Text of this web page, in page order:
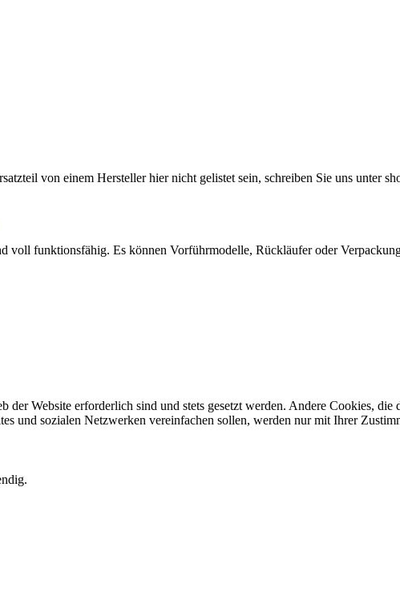
von einem Hersteller hier nicht gelistet sein, schreiben Sie uns unter
voll funktionsfähig. Es können Vorführmodelle, Rückläufer oder
der Website erforderlich sind und stets gesetzt werden. Andere Cookies,
und sozialen Netzwerken vereinfachen sollen, werden nur mit Ihrer